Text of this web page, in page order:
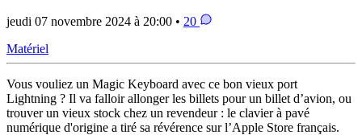
jeudi 07 novembre 2024 à 20:00 • 20
Matériel
Vous vouliez un Magic Keyboard avec ce bon vieux port
Lightning ? Il va falloir allonger les billets pour un billet d’avion, ou
trouver un vieux stock chez un revendeur : le clavier à pavé
numérique d'origine a tiré sa révérence sur l’Apple Store français.